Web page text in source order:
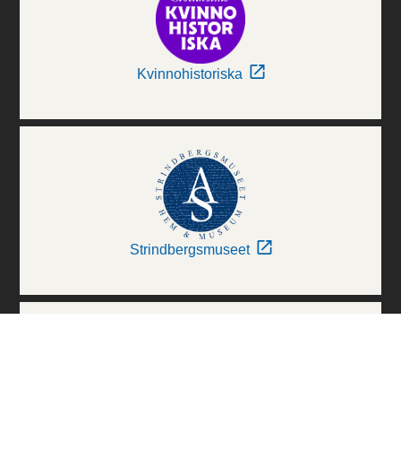
Kvinnohistoriska
Strindbergsmuseet